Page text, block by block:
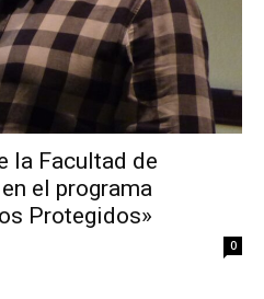
la Facultad de
el programa
Protegidos»
0